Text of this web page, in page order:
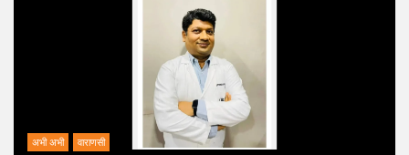
अभी अभी वाराणसी